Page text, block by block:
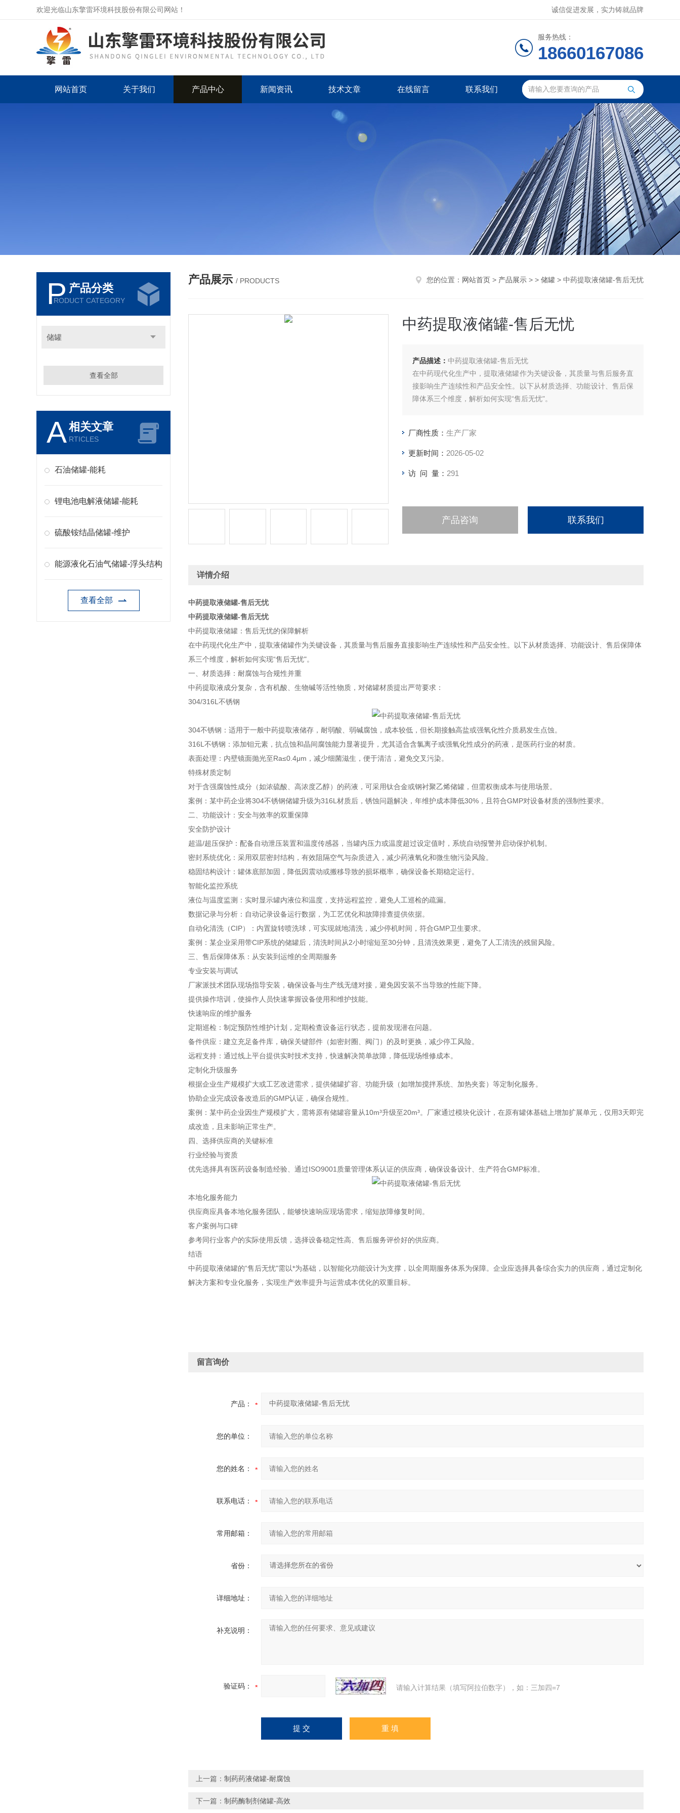
欢迎光临山东擎雷环境科技股份有限公司网站！ 诚信促进发展，实力铸就品牌
服务热线：
18660167086
网站首页 关于我们 产品中心 新闻资讯 技术文章 在线留言 联系我们
P 产品分类
RODUCT CATEGORY
储罐
查看全部
A相关文章
RTICLES
石油储罐-能耗
锂电池电解液储罐-能耗
硫酸铵结晶储罐-维护
能源液化石油气储罐-浮头结构
查看全部
产品展示 / PRODUCTS 您的位置： 网站首页 > 产品展示 > > 储罐 > 中药提取液储罐-售后无忧
中药提取液储罐-售后无忧
产品描述： 中药提取液储罐-售后无忧
在中药现代化生产中，提取液储罐作为关键设备，其质量与售后服务直
接影响生产连续性和产品安全性。以下从材质选择、功能设计、售后保
障体系三个维度，解析如何实现“售后无忧"。
厂商性质： 生产厂家
更新时间： 2026-05-02
访 问 量： 291
产品咨询 联系我们
详情介绍
中药提取液储罐-售后无忧
中药提取液储罐-售后无忧
中药提取液储罐：售后无忧的保障解析
在中药现代化生产中，提取液储罐作为关键设备，其质量与售后服务直接影响生产连续性和产品安全性。以下从材质选择、功能设计、售后保障体
系三个维度，解析如何实现“售后无忧"。
一、材质选择：耐腐蚀与合规性并重
中药提取液成分复杂，含有机酸、生物碱等活性物质，对储罐材质提出严苛要求：
304/316L不锈钢
304不锈钢：适用于一般中药提取液储存，耐弱酸、弱碱腐蚀，成本较低，但长期接触高盐或强氧化性介质易发生点蚀。
316L不锈钢：添加钼元素，抗点蚀和晶间腐蚀能力显著提升，尤其适合含氯离子或强氧化性成分的药液，是医药行业的材质。
表面处理：内壁镜面抛光至Ra≤0.4μm，减少细菌滋生，便于清洁，避免交叉污染。
特殊材质定制
对于含强腐蚀性成分（如浓硫酸、高浓度乙醇）的药液，可采用钛合金或钢衬聚乙烯储罐，但需权衡成本与使用场景。
案例：某中药企业将304不锈钢储罐升级为316L材质后，锈蚀问题解决，年维护成本降低30%，且符合GMP对设备材质的强制性要求。
二、功能设计：安全与效率的双重保障
安全防护设计
超温/超压保护：配备自动泄压装置和温度传感器，当罐内压力或温度超过设定值时，系统自动报警并启动保护机制。
密封系统优化：采用双层密封结构，有效阻隔空气与杂质进入，减少药液氧化和微生物污染风险。
稳固结构设计：罐体底部加固，降低因震动或搬移导致的损坏概率，确保设备长期稳定运行。
智能化监控系统
液位与温度监测：实时显示罐内液位和温度，支持远程监控，避免人工巡检的疏漏。
数据记录与分析：自动记录设备运行数据，为工艺优化和故障排查提供依据。
自动化清洗（CIP）：内置旋转喷洗球，可实现就地清洗，减少停机时间，符合GMP卫生要求。
案例：某企业采用带CIP系统的储罐后，清洗时间从2小时缩短至30分钟，且清洗效果更，避免了人工清洗的残留风险。
三、售后保障体系：从安装到运维的全周期服务
专业安装与调试
厂家派技术团队现场指导安装，确保设备与生产线无缝对接，避免因安装不当导致的性能下降。
提供操作培训，使操作人员快速掌握设备使用和维护技能。
快速响应的维护服务
定期巡检：制定预防性维护计划，定期检查设备运行状态，提前发现潜在问题。
备件供应：建立充足备件库，确保关键部件（如密封圈、阀门）的及时更换，减少停工风险。
远程支持：通过线上平台提供实时技术支持，快速解决简单故障，降低现场维修成本。
定制化升级服务
根据企业生产规模扩大或工艺改进需求，提供储罐扩容、功能升级（如增加搅拌系统、加热夹套）等定制化服务。
协助企业完成设备改造后的GMP认证，确保合规性。
案例：某中药企业因生产规模扩大，需将原有储罐容量从10m³升级至20m³。厂家通过模块化设计，在原有罐体基础上增加扩展单元，仅用3天即完
成改造，且未影响正常生产。
四、选择供应商的关键标准
行业经验与资质
优先选择具有医药设备制造经验、通过ISO9001质量管理体系认证的供应商，确保设备设计、生产符合GMP标准。
本地化服务能力
供应商应具备本地化服务团队，能够快速响应现场需求，缩短故障修复时间。
客户案例与口碑
参考同行业客户的实际使用反馈，选择设备稳定性高、售后服务评价好的供应商。
结语
中药提取液储罐的“售后无忧"需以*为基础，以智能化功能设计为支撑，以全周期服务体系为保障。企业应选择具备综合实力的供应商，通过定制化
解决方案和专业化服务，实现生产效率提升与运营成本优化的双重目标。
留言询价
产品：
您的单位：
您的姓名：
联系电话：
常用邮箱：
省份：
详细地址：
补充说明：
验证码： 请输入计算结果（填写阿拉伯数字），如：三加四=7
上一篇： 制药药液储罐-耐腐蚀
下一篇： 制药酶制剂储罐-高效